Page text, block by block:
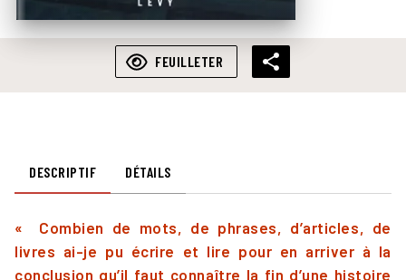
FEUILLETER
DESCRIPTIF DÉTAILS
« Combien de mots, de phrases, d’articles, de
livres ai-je pu écrire et lire pour en arriver à la
conclusion qu’il faut connaître la fin d’une histoire